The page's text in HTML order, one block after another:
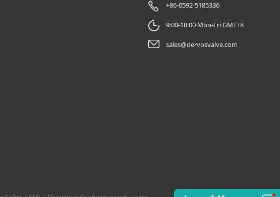
+86-0592-5185336
9:00-18:00 Mon-Fri GMT+8
sales@dervosvalve.com